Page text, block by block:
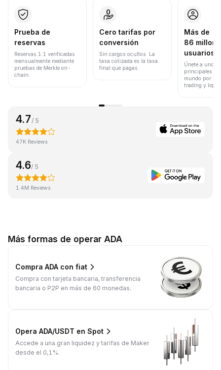
Prueba de
reservas
Reservas 1:1 verificadas
mensualmente mediante
pruebas de Merkle on-
chain.
Cero tarifas por
conversión
Sin cargos ocultos. La
tasa cotizada es la tasa
final que pagas.
Más de
86
usuarios
Únete a uno
principales
mundo por
trading y
4.7 / 5
47K Reviews
4.6/ 5
1.4M Reviews
Más formas de operar ADA
Compra ADA con fiat
Compra con tarjeta bancaria, transferencia
bancaria o P2P en más de 60 monedas.
Opera ADA/USDT en Spot
Accede a una gran liquidez y tarifas de Maker
desde el 0,1%.